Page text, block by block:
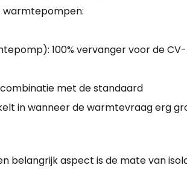
warmtepompen:
100% vervanger voor de CV-
met de standaard
in wanneer de warmtevraag erg
belangrijk aspect is de mate van